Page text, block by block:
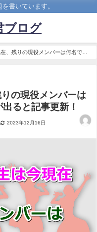
書いています。
ブログ
、残りの現役メンバーは何名で
の現役メンバーは
ると記事更新！
2023年12月16日